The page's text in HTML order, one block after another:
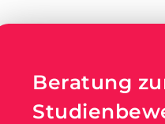
Beratung